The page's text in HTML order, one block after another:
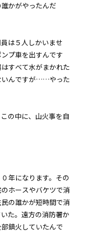
けるという選択肢
Monster』
誰かがやったんだ
は５人しかいませ
プ車を出すんです
すべて水がまかれた
いんですが……やった
の中に、山火事を自
年になります。その
ホースやバケツで消
の誰かが短時間で消
た。遠方の消防署か
鎮火していたんで